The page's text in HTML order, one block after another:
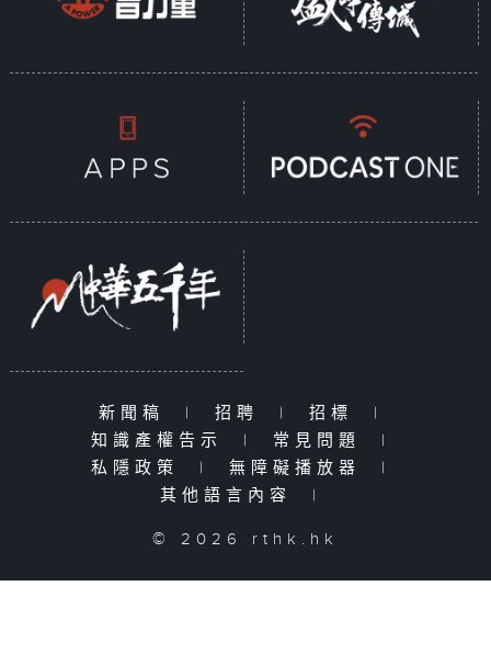
新聞稿 | 招聘 | 招標
|
知識產權告示
| 常見問題
|
私隱政策
| 無障礙播放器
|
其他語言內容
|
© 2026 rthk.hk